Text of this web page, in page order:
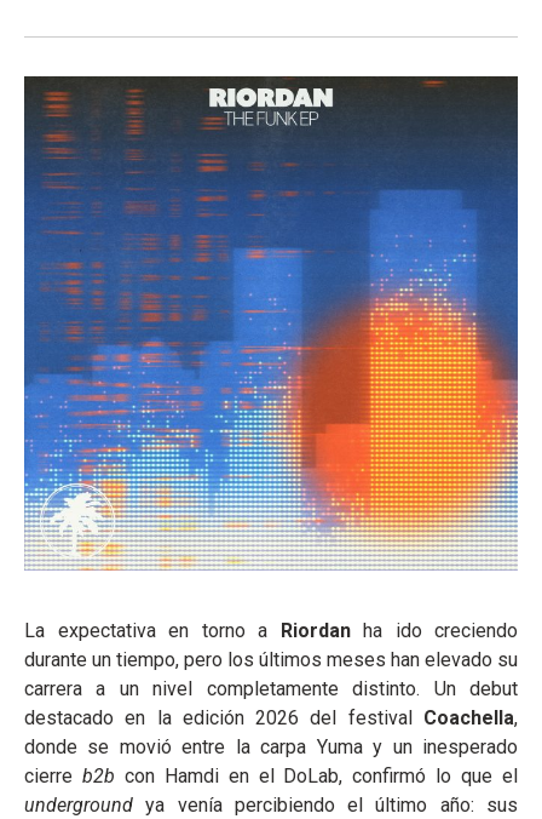
La expectativa en torno a Riordanha ido creciendo
durante un tiempo, pero los últimos meses han elevado su
carrera a un nivel completamente distinto. Un debut
destacado en la edición 2026 del festival Coachella,
donde se movió entre la carpa Yuma y un inesperado
cierre b2b con Hamdi en el DoLab, confirmó lo que el
underground ya venía percibiendo el último año: sus